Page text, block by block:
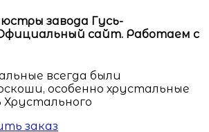
завода Гусь-
сайт. Работаем с
всегда были
особенно хрустальные
заказ